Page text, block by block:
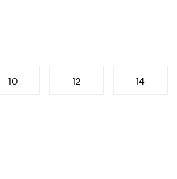
10 12 14